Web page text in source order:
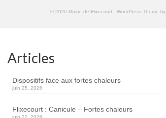
© 2026 Mairie de Flixecourt - WordPress Theme by
Articles
Dispositifs face aux fortes chaleurs
juin 25, 2026
Flixecourt : Canicule – Fortes chaleurs
juin 22, 2026